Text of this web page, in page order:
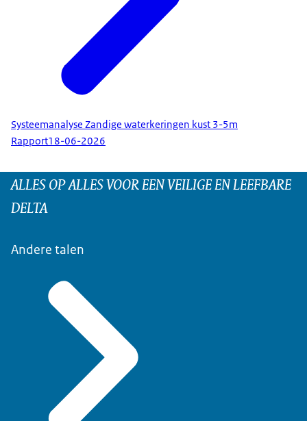
Systeemanalyse Zandige waterkeringen kust 3-5m
Rapport18-06-2026
ALLES OP ALLES VOOR EEN VEILIGE EN LEEFBARE
DELTA
Andere talen